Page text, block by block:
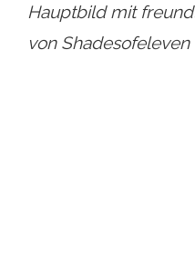
Hauptbild mit
von Shadesofeleven